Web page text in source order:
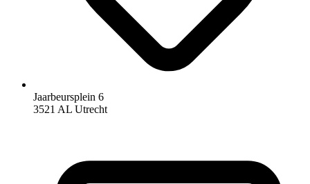
Jaarbeursplein 6
3521 AL Utrecht